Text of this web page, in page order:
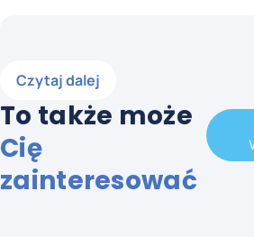
Czytaj dalej
To także może
Cię
zainteresować